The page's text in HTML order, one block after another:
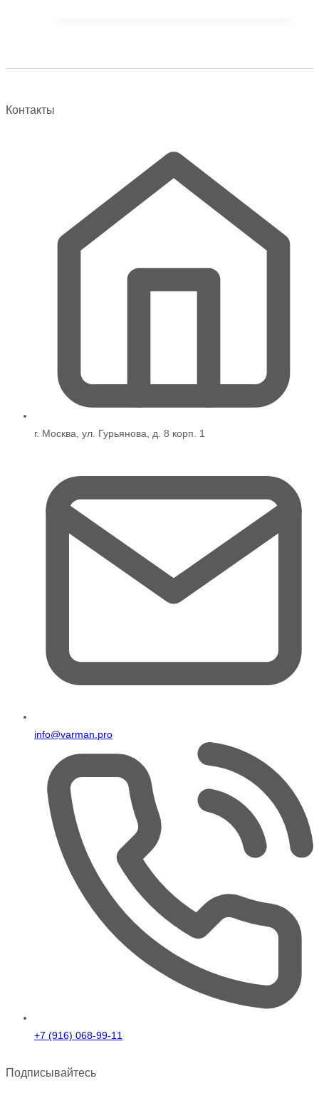
Опции
товара.
Контакты
г. Москва, ул. Гурьянова, д. 8 корп. 1
info@varman.pro
+7 (916) 068-99-11
Подписывайтесь